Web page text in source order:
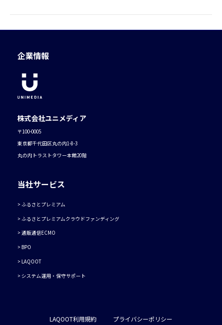
企業情報
株式会社ユニメディア
〒100-0005
東京都千代田区丸の内1-8-3
丸の内トラストタワー本館20階
当社サービス
ふるさとプレミアム
ふるさとプレミアムクラウドファンディング
通販通信ECMO
BPO
LAQOOT
システム運用・保守サポート
LAQOOT利用規約 プライバシーポリシー